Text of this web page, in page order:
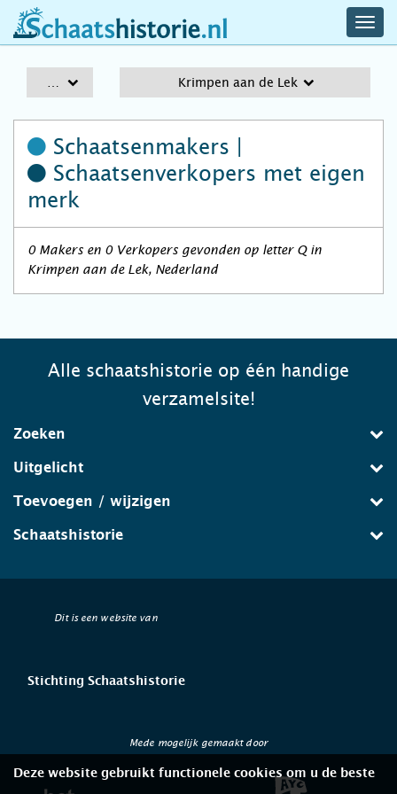
schaatshistorie.nl
Krimpen aan de Lek
Schaatsenmakers |
Schaatsenverkopers met eigen
merk
0 Makers en 0 Verkopers gevonden op letter Q in
Krimpen aan de Lek, Nederland
Alle schaatshistorie op één handige
verzamelsite!
Zoeken
Uitgelicht
Toevoegen / wijzigen
Schaatshistorie
Dit is een website van
Stichting Schaatshistorie
Mede mogelijk gemaakt door
Deze website gebruikt functionele cookies om u de beste